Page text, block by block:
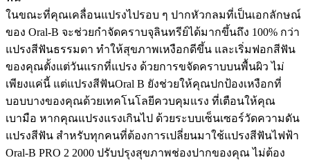
ในขณะที่คุณเคลื่อนแปรงไปรอบ ๆ ปากหัวกลมที่เป็นเอกลักษณ์
ของ Oral-B จะช่วยกำจัดคราบจุลินทรีย์ได้มากขึ้นถึง 100% กว่า
แปรงสีฟันธรรมดา ทำให้สุขภาพเหงือกดีขึ้น และเริ่มฟอกสีฟัน
ของคุณตั้งแต่วันแรกที่แปรง ด้วยการขจัดคราบบนพื้นผิว ไม่
เพียงแค่นี้ แต่แปรงสีฟันOral B ยังช่วยให้คุณปกป้องเหงือกที่
บอบบางของคุณด้วยเทคโนโลยีควบคุมแรง ที่เตือนให้คุณ
เบามือ หากคุณแปรงแรงเกินไป ด้วยระบบเซ็นเซอร์วัดความดัน
แปรงสีฟัน สำหรับทุกคนที่ต้องการเปลี่ยนมาใช้แปรงสีฟันไฟฟ้า
Oral-B PRO 2 2000 ปรับปรุงสุขภาพช่องปากของคุณ ไม่ต้อง